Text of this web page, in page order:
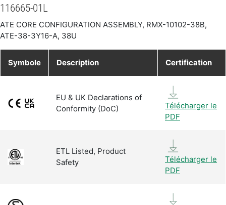
116665-01L
ATE CORE CONFIGURATION ASSEMBLY, RMX-10102-38B,
ATE-38-3Y16-A, 38U
Symbole Description Certification
EU & UK Declarations of
Conformity (DoC)
Télécharger le
PDF
ETL Listed, Product
Safety
Télécharger le
PDF